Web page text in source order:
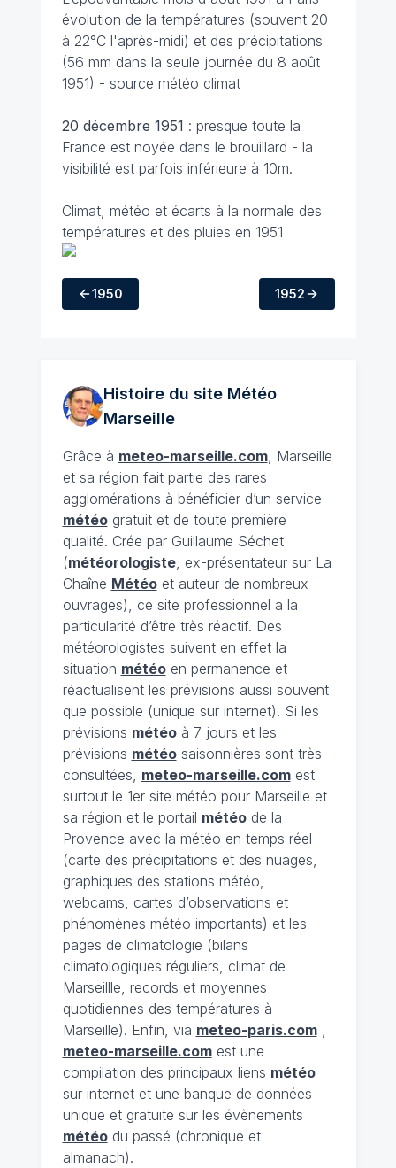
évolution de la températures (souvent 20
à 22°C l'après-midi) et des précipitations
(56 mm dans la seule journée du 8 août
1951) - source météo climat
20 décembre 1951 : presque toute la
France est noyée dans le brouillard - la
visibilité est parfois inférieure à 10m.
Climat, météo et écarts à la normale des
températures et des pluies en 1951
1950 1952
Histoire du site Météo
Marseille
Grâce à meteo-marseille.com, Marseille
et sa région fait partie des rares
agglomérations à bénéficier d’un service
météogratuit et de toute première
qualité. Crée par Guillaume Séchet
(météorologiste, ex-présentateur sur La
Chaîne Météoet auteur de nombreux
ouvrages), ce site professionnel a la
particularité d’être très réactif. Des
météorologistes suivent en effet la
situation météoen permanence et
réactualisent les prévisions aussi souvent
que possible (unique sur internet). Si les
prévisions météoà 7 jours et les
prévisions météosaisonnières sont très
consultées, meteo-marseille.comest
surtout le 1er site météo pour Marseille et
sa région et le portail météode la
Provence avec la météo en temps réel
(carte des précipitations et des nuages,
graphiques des stations météo,
webcams, cartes d’observations et
phénomènes météo importants) et les
pages de climatologie (bilans
climatologiques réguliers, climat de
Marseillle, records et moyennes
quotidiennes des températures à
Marseille). Enfin, via meteo-paris.com,
meteo-marseille.comest une
compilation des principaux liens météo
sur internet et une banque de données
unique et gratuite sur les évènements
météodu passé (chronique et
almanach).